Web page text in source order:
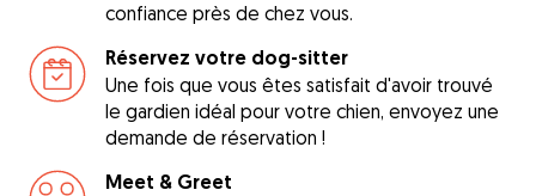
confiance près de chez vous.
Réservez votre dog-sitter
Une fois que vous êtes satisfait d'avoir trouvé
le gardien idéal pour votre chien, envoyez une
demande de réservation !
Meet & Greet